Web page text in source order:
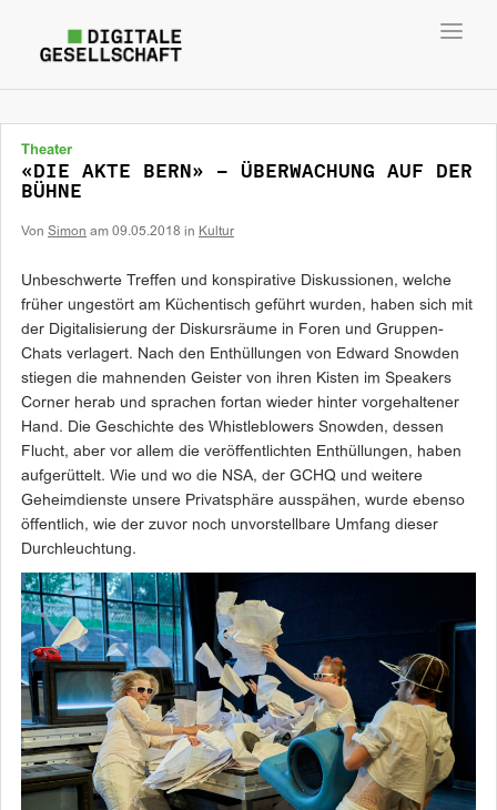
Theater
«DIE AKTE BERN» – ÜBERWACHUNG AUF DER
BÜHNE
Von Simon am 09.05.2018 in Kultur
Unbeschwerte Treffen und konspirative Diskussionen, welche
früher ungestört am Küchentisch geführt wurden, haben sich mit
der Digitalisierung der Diskursräume in Foren und Gruppen-
Chats verlagert. Nach den Enthüllungen von Edward Snowden
stiegen die mahnenden Geister von ihren Kisten im Speakers
Corner herab und sprachen fortan wieder hinter vorgehaltener
Hand. Die Geschichte des Whistleblowers Snowden, dessen
Flucht, aber vor allem die veröffentlichten Enthüllungen, haben
aufgerüttelt. Wie und wo die NSA, der GCHQ und weitere
Geheimdienste unsere Privatsphäre ausspähen, wurde ebenso
öffentlich, wie der zuvor noch unvorstellbare Umfang dieser
Durchleuchtung.